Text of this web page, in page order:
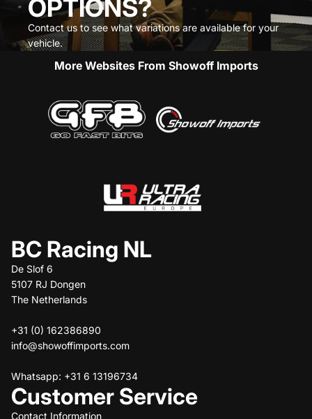
OPTIONS?
Contact us to see what variations are available for your
vehicle.
More Websites From Showoff Imports
BC Racing NL
De Slof 6
5107 RJ Dongen
The Netherlands
+31 (0) 162386890
info@showoffimports.com
Whatsapp: +31 6 13196734
Customer Service
Contact Information